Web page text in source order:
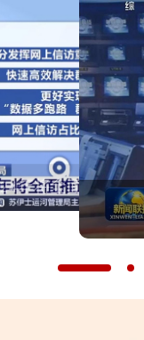
汇演
愿精神
年将全面推进信